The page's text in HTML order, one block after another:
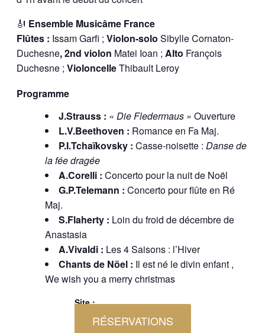
🎻 Ensemble Musicâme France
Flûtes : Issam Garfi ; Violon-solo Sibylle Cornaton-
Duchesne, 2nd violon Matei Ioan ; Alto François
Duchesne ; VioloncelleThibault Leroy
Programme
J.Strauss : « Die Fledermaus » Ouverture
L.V.Beethoven : Romance en Fa Maj.
P.I.Tchaïkovsky : Casse-noisette : Danse de
la fée dragée
A.Corelli : Concerto pour la nuit de Noël
G.P.Telemann : Concerto pour flûte en Ré
Maj.
S.Flaherty : Loin du froid de décembre de
Anastasia
A.Vivaldi : Les 4 Saisons : l’Hiver
Chants de Nöel : Il est né le divin enfant ,
We wish you a merry christmas
Site :
RÉSERVATIONS